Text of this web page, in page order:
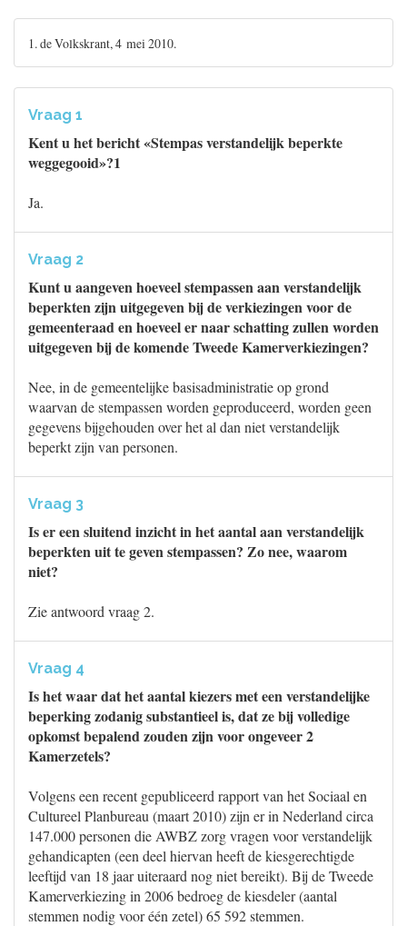
1. de Volkskrant, 4 mei 2010.
Vraag 1
Kent u het bericht «Stempas verstandelijk beperkte
weggegooid»?1
Ja.
Vraag 2
Kunt u aangeven hoeveel stempassen aan verstandelijk
beperkten zijn uitgegeven bij de verkiezingen voor de
gemeenteraad en hoeveel er naar schatting zullen worden
uitgegeven bij de komende Tweede Kamerverkiezingen?
Nee, in de gemeentelijke basisadministratie op grond
waarvan de stempassen worden geproduceerd, worden geen
gegevens bijgehouden over het al dan niet verstandelijk
beperkt zijn van personen.
Vraag 3
Is er een sluitend inzicht in het aantal aan verstandelijk
beperkten uit te geven stempassen? Zo nee, waarom
niet?
Zie antwoord vraag 2.
Vraag 4
Is het waar dat het aantal kiezers met een verstandelijke
beperking zodanig substantieel is, dat ze bij volledige
opkomst bepalend zouden zijn voor ongeveer 2
Kamerzetels?
Volgens een recent gepubliceerd rapport van het Sociaal en
Cultureel Planbureau (maart 2010) zijn er in Nederland circa
147.000 personen die AWBZ zorg vragen voor verstandelijk
gehandicapten (een deel hiervan heeft de kiesgerechtigde
leeftijd van 18 jaar uiteraard nog niet bereikt). Bij de Tweede
Kamerverkiezing in 2006 bedroeg de kiesdeler (aantal
stemmen nodig voor één zetel) 65 592 stemmen.